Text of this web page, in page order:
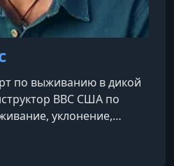
по выживанию в дикой
ВВС США по
уклонение,
Она посвятила более
навыкам выживания и